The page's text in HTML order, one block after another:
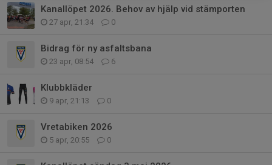
Kanallöpet 2026. Behov av hjälp vid stämporten
27 apr, 21:34 0
Bidrag för ny asfaltsbana
23 apr, 08:54 6
Klubbkläder
9 apr, 21:13 0
Vretabiken 2026
5 apr, 20:55 0